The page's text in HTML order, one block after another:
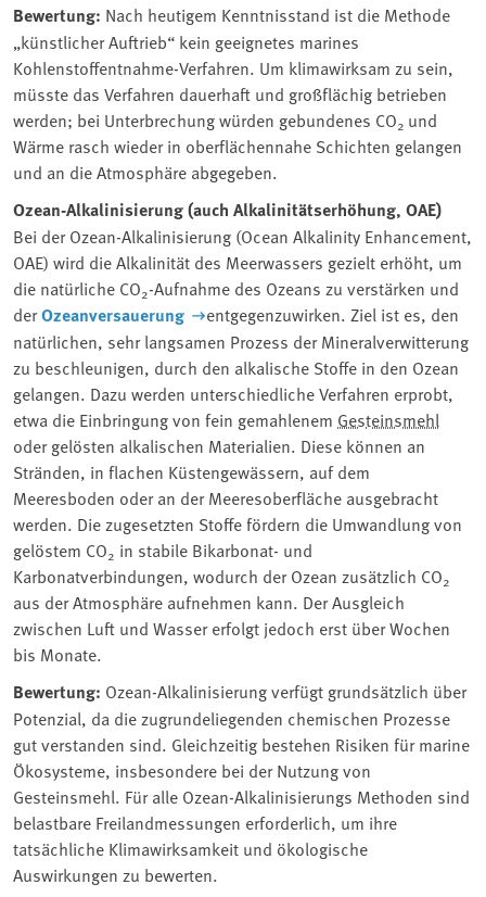
Bewertung: Nach heutigem Kenntnisstand ist die Methode
„künstlicher Auftrieb“ kein geeignetes marines
Kohlenstoffentnahme-Verfahren. Um klimawirksam zu sein,
müsste das Verfahren dauerhaft und großflächig betrieben
werden; bei Unterbrechung würden gebundenes CO2 und
Wärme rasch wieder in oberflächennahe Schichten gelangen
und an die Atmosphäre abgegeben.
Ozean-Alkalinisierung (auch Alkalinitätserhöhung, OAE)
Bei der Ozean-Alkalinisierung (Ocean Alkalinity Enhancement,
OAE) wird die Alkalinität des Meerwassers gezielt erhöht, um
die natürliche CO2-Aufnahme des Ozeans zu verstärken und
derOzeanversauerung
entgegenzuwirken. Ziel ist es, den
natürlichen, sehr langsamen Prozess der Mineralverwitterung
zu beschleunigen, durch den alkalische Stoffe in den Ozean
gelangen. Dazu werden unterschiedliche Verfahren erprobt,
etwa die Einbringung von fein gemahlenem Gesteinsmehl
oder gelösten alkalischen Materialien. Diese können an
Stränden, in flachen Küstengewässern, auf dem
Meeresboden oder an der Meeresoberfläche ausgebracht
werden. Die zugesetzten Stoffe fördern die Umwandlung von
gelöstem CO2 in stabile Bikarbonat- und
Karbonatverbindungen, wodurch der Ozean zusätzlich CO2
aus der Atmosphäre aufnehmen kann. Der Ausgleich
zwischen Luft und Wasser erfolgt jedoch erst über Wochen
bis Monate.
Bewertung: Ozean-Alkalinisierung verfügt grundsätzlich über
Potenzial, da die zugrundeliegenden chemischen Prozesse
gut verstanden sind. Gleichzeitig bestehen Risiken für marine
Ökosysteme, insbesondere bei der Nutzung von
Gesteinsmehl. Für alle Ozean-Alkalinisierungs Methoden sind
belastbare Freilandmessungen erforderlich, um ihre
tatsächliche Klimawirksamkeit und ökologische
Auswirkungen zu bewerten.